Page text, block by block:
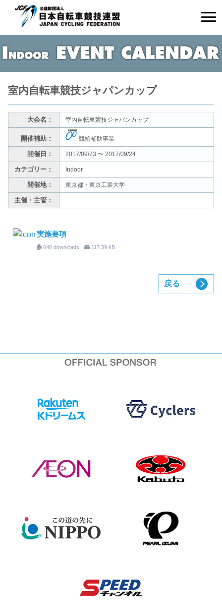
室内自転車競技ジャパンカップ
大会名： 室内自転車競技ジャパンカップ
開催補助： 競輪補助事業
開催日： 2017/09/23 〜 2017/09/24
カテゴリー： Indoor
開催地： 東京都・東京工業大学
主催・主管：
実施要項
640 downloads 117.39 kB
戻る